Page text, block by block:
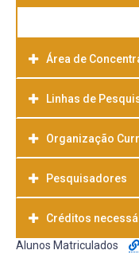
Área de
Linhas de
Organização
Pesquisadores
Créditos
Alunos Matriculados